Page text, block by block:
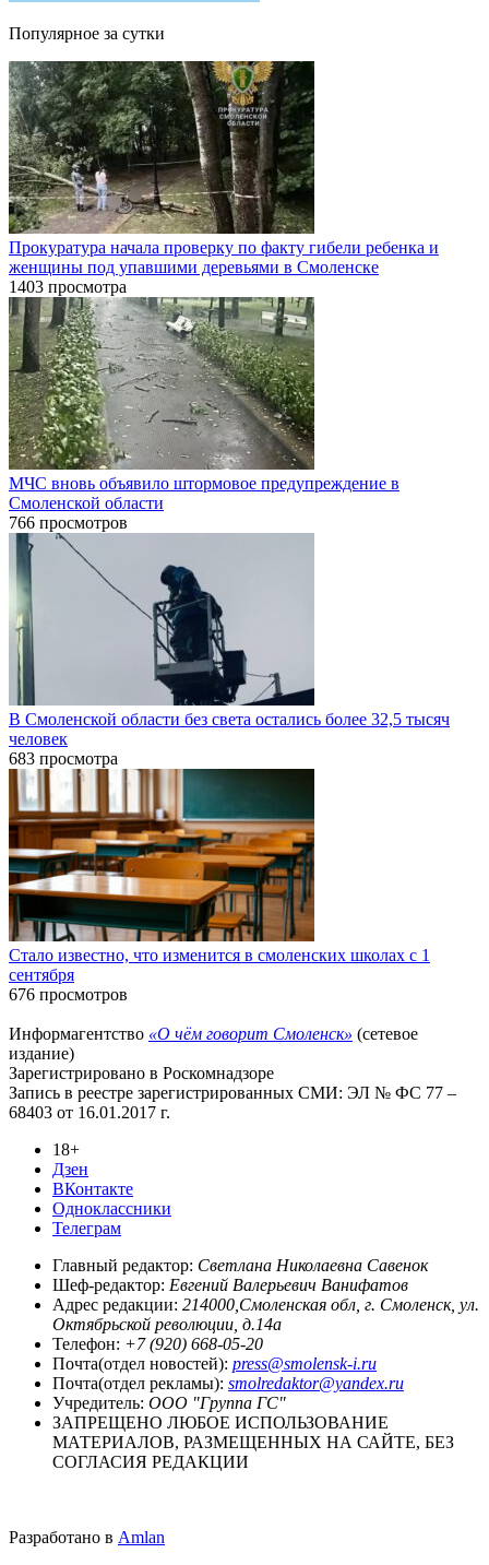
Популярное за сутки
Прокуратура начала проверку по факту гибели ребенка и
женщины под упавшими деревьями в Смоленске
1403 просмотра
МЧС вновь объявило штормовое предупреждение в
Смоленской области
766 просмотров
В Смоленской области без света остались более 32,5 тысяч
человек
683 просмотра
Стало известно, что изменится в смоленских школах с 1
сентября
676 просмотров
Информагентство «О чём говорит Смоленск» (сетевое
издание)
Зарегистрировано в Роскомнадзоре
Запись в реестре зарегистрированных СМИ: ЭЛ № ФС 77 –
68403 от 16.01.2017 г.
18+
Дзен
ВКонтакте
Одноклассники
Телеграм
Главный редактор: Светлана Николаевна Савенок
Шеф-редактор: Евгений Валерьевич Ванифатов
Адрес редакции: 214000,Смоленская обл, г. Смоленск, ул.
Октябрьской революции, д.14а
Телефон: +7 (920) 668-05-20
Почта(отдел новостей): press@smolensk-i.ru
Почта(отдел рекламы): smolredaktor@yandex.ru
Учредитель: ООО "Группа ГС"
ЗАПРЕЩЕНО ЛЮБОЕ ИСПОЛЬЗОВАНИЕ
МАТЕРИАЛОВ, РАЗМЕЩЕННЫХ НА САЙТЕ, БЕЗ
СОГЛАСИЯ РЕДАКЦИИ
Разработано в Amlan